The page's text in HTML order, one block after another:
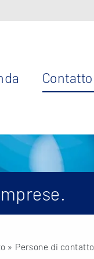
Contatto
» Persone di contatto